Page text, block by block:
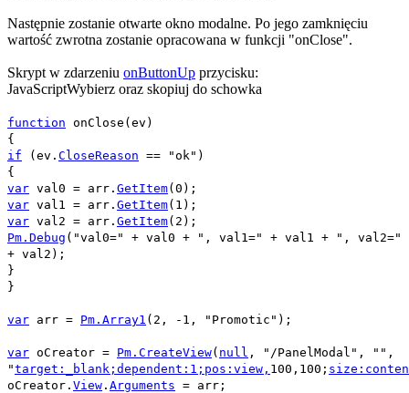
Następnie zostanie otwarte okno modalne. Po jego zamknięciu
wartość zwrotna zostanie opracowana w funkcji "onClose".
Skrypt w zdarzeniu onButtonUp przycisku:
JavaScriptWybierz oraz skopiuj do schowka
function onClose ( ev )
{
if ( ev . CloseReason == "ok" )
{
var val0 = arr . GetItem( 0 );
var val1 = arr . GetItem( 1 );
var val2 = arr . GetItem( 2 );
Pm.Debug ( "val0=" + val0 + ", val1=" + val1 +
", val2="
+ val2 );
}
}
var arr = Pm.Array1 ( 2 , -1 , "Promotic" );
var oCreator = Pm.CreateView( null , "/PanelModal" , "" ,
"target:_blank; dependent:1; pos:view, 100,100;
oCreator . View . Arguments = arr ;